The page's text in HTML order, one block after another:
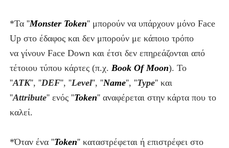
*Τα ''Monster Token'' μπορούν να υπάρχουν μόνο Face
Up στο έδαφος και δεν μπορούν με κάποιο τρόπο
να γίνουνFace Downκαι έτσι δεν επηρεάζονται από
τέτοιου τύπου κάρτες (π.χ. Book Of Moon). Το
''ATK'', ''DEF'', ''Level'', ''Name'', ''Type''και
''Attribute''ενός''Token'' αναφέρεται στην κάρτα που το
καλεί.
*Όταν ένα ''Token'' καταστρέφεται ή επιστρέφει στο